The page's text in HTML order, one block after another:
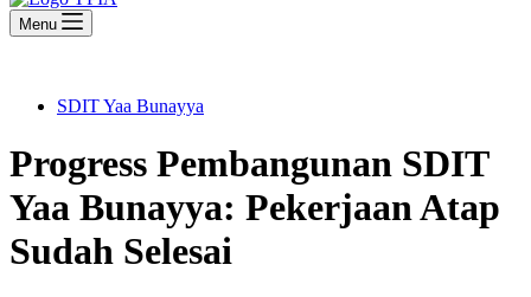
Menu
SDIT Yaa Bunayya
Progress Pembangunan SDIT
Yaa Bunayya: Pekerjaan Atap
Sudah Selesai